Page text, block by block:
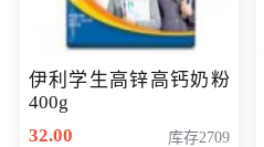
伊利学生高锌高钙奶粉
400g
32.00
库存2709